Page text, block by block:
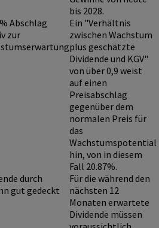
bis 2028.
Abschlag
zur
Ein "Verhältnis
zwischen Wachstum
plus geschätzte
Dividende und KGV"
von über 0,9 weist
auf einen
Preisabschlag
gegenüber dem
normalen Preis für
das
Wachstumspotential
hin, von in diesem
Fall 20.87%.
durch
gut gedeckt
Für die während den
nächsten 12
Monaten erwartete
Dividende müssen